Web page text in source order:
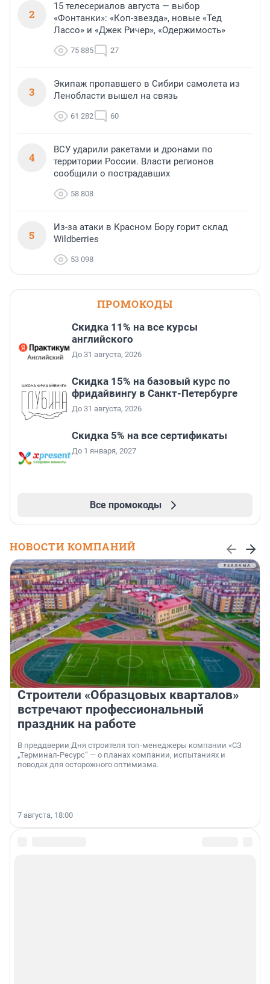
2
15 телесериалов августа — выбор
«Фонтанки»: «Коп-звезда», новые «Тед
Лассо» и «Джек Ричер», «Одержимость»
75 885 27
3
Экипаж пропавшего в Сибири самолета из
Ленобласти вышел на связь
61 282 60
4
ВСУ ударили ракетами и дронами по
территории России. Власти регионов
сообщили о пострадавших
58 808
5
Из-за атаки в Красном Бору горит склад
Wildberries
53 098
ПРОМОКОДЫ
Скидка 11% на все курсы
английского
До 31 августа, 2026
Скидка 15% на базовый курс по
фридайвингу в Санкт-Петербурге
До 31 августа, 2026
Скидка 5% на все сертификаты
До 1 января, 2027
Все промокоды
НОВОСТИ КОМПАНИЙ
Строители «Образцовых кварталов»
встречают профессиональный
праздник на работе
В преддверии Дня строителя топ-менеджеры компании «СЗ
„Терминал-Ресурс“ — о планах компании, испытаниях и
поводах для осторожного оптимизма.
7 августа, 18:00